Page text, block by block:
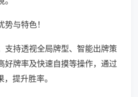
与特色！
支持透视全局牌型、智能出牌策
好牌率及快速自摸等操作，通过
提升胜率。